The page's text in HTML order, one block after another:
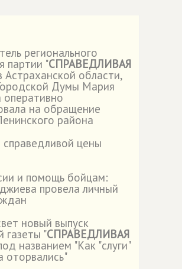
регионального
партии "СПРАВЕДЛИВАЯ
Астраханской области,
Думы Мария
на обращение
района
цены
и помощь бойцам:
провела личный
новый выпуск
газеты "СПРАВЕДЛИВАЯ
названием "Как "слуги"
оторвались"